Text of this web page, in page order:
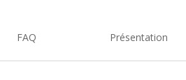
FAQ Présentation